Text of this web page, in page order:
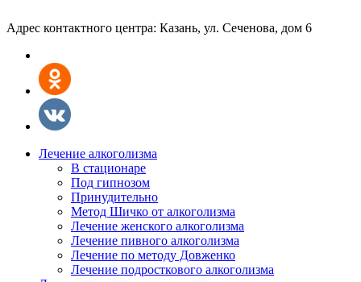
Адрес контактного центра: Казань, ул. Сеченова, дом 6
Лечение алкоголизма
В стационаре
Под гипнозом
Принудительно
Метод Шичко от алкоголизма
Лечение женского алкоголизма
Лечение пивного алкоголизма
Лечение по методу Довженко
Лечение подросткового алкоголизма